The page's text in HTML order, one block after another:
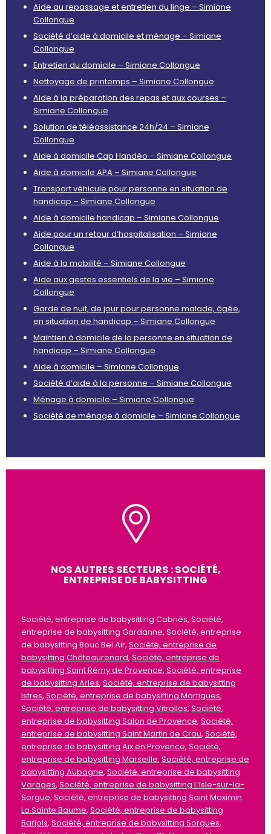
Aide au repassage et entretien du linge – Simiane
Collongue
Société d’aide à domicile et ménage – Simiane
Collongue
Entretien du domicile – Simiane Collongue
Nettoyage de printemps – Simiane Collongue
Aide à la préparation des repas et aux courses –
Simiane Collongue
Solution de téléassistance 24h/24 – Simiane
Collongue
Aide à domicile Cap Handéo – Simiane Collongue
Aide à domicile APA – Simiane Collongue
Transport véhicule pour personne en situation de
handicap – Simiane Collongue
Aide à domicile handicap – Simiane Collongue
Aide pour un retour d’hospitalisation – Simiane
Collongue
Aide à la mobilité – Simiane Collongue
Aide aux gestes essentiels de la vie – Simiane
Collongue
Garde de nuit, de jour pour personne malade, âgée,
en situation de handicap – Simiane Collongue
Maintien à domicile de la personne en situation de
handicap – Simiane Collongue
Aide à domicile – Simiane Collongue
Société d’aide à la personne – Simiane Collongue
Ménage à domicile – Simiane Collongue
Société de ménage à domicile – Simiane Collongue
NOS AUTRES SECTEURS : SOCIÉTÉ,
ENTREPRISE DE BABYSITTING
Société, entreprise de babysitting Cabriès, Société,
entreprise de babysitting Gardanne, Société, entreprise
de babysitting Bouc Bel Air, Société, entreprise de
babysitting Châteaurenard, Société, entreprise de
babysitting Saint Rémy de Provence, Société, entreprise
de babysitting Arles, Société, entreprise de babysitting
Istres, Société, entreprise de babysitting Martigues,
Société, entreprise de babysitting Vitrolles, Société,
entreprise de babysitting Salon de Provence, Société,
entreprise de babysitting Saint Martin de Crau, Société,
entreprise de babysitting Aix en Provence, Société,
entreprise de babysitting Marseille, Société, entreprise de
babysitting Aubagne, Société, entreprise de babysitting
Varages, Société, entreprise de babysitting L’Isle-sur-la-
Sorgue, Société, entreprise de babysitting Saint Maximin
La Sainte Baume, Société, entreprise de babysitting
Barjols, Société, entreprise de babysitting Sorgues,